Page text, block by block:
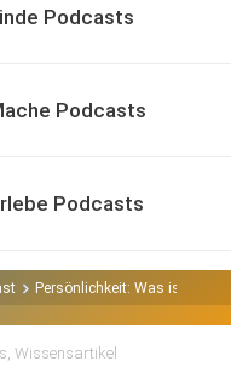
Podcasts
Podcasts
Podcasts
Persönlichkeit: Was ist mein